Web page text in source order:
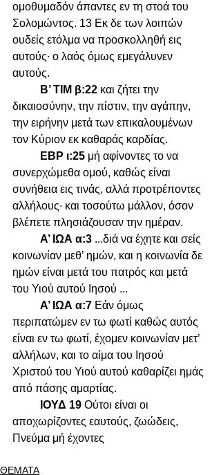
ομοθυμαδόν άπαντες εν τη στοά του
Σολομώντος. 13 Εκ δε των λοιπών
ουδείς ετόλμα να προσκολληθή εις
αυτούς∙ ο λαός όμως εμεγάλυνεν
αυτούς.
Β’ ΤΙΜ β:22 και ζήτει την
δικαιοσύνην, την πίστιν, την αγάπην,
την ειρήνην μετά των επικαλουμένων
τον Κύριον εκ καθαράς καρδίας.
ΕΒΡ ι:25 μή αφίνοντες το να
συνερχώμεθα ομού, καθώς είναι
συνήθεια εις τινάς, αλλά προτρέποντες
αλλήλους∙ και τοσούτω μάλλον, όσον
βλέπετε πλησιάζουσαν την ημέραν.
Α’ ΙΩΑ α:3 ...διά να έχητε και σείς
κοινωνίαν μεθ’ ημών, και η κοινωνία δε
ημών είναι μετά του πατρός και μετά
του Υιού αυτού Ιησού ...
Α’ ΙΩΑ α:7 Εάν όμως
περιπατώμεν εν τω φωτί καθώς αυτός
είναι εν τω φωτί, έχομεν κοινωνίαν μετ’
αλλήλων, και το αίμα του Ιησού
Χριστού του Υιού αυτού καθαρίζει ημάς
από πάσης αμαρτίας.
ΙΟΥΔ 19 Ούτοι είναι οι
αποχωρίζοντες εαυτούς, ζωώδεις,
Πνεύμα μή έχοντες
ΘΕΜΑΤΑ